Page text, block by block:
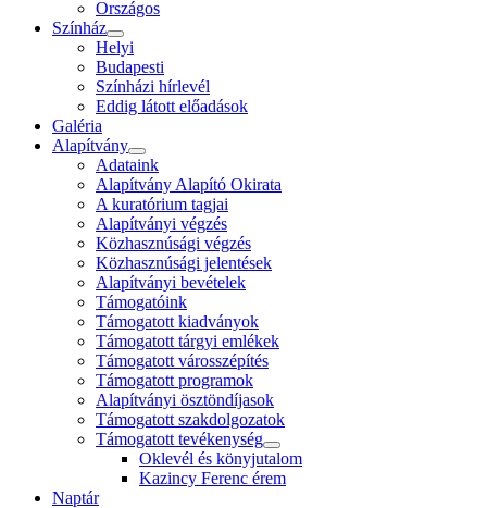
Országos
Színház
Helyi
Budapesti
Színházi hírlevél
Eddig látott előadások
Galéria
Alapítvány
Adataink
Alapítvány Alapító Okirata
A kuratórium tagjai
Alapítványi végzés
Közhasznúsági végzés
Közhasznúsági jelentések
Alapítványi bevételek
Támogatóink
Támogatott kiadványok
Támogatott tárgyi emlékek
Támogatott városszépítés
Támogatott programok
Alapítványi ösztöndíjasok
Támogatott szakdolgozatok
Támogatott tevékenység
Oklevél és könyjutalom
Kazincy Ferenc érem
Naptár